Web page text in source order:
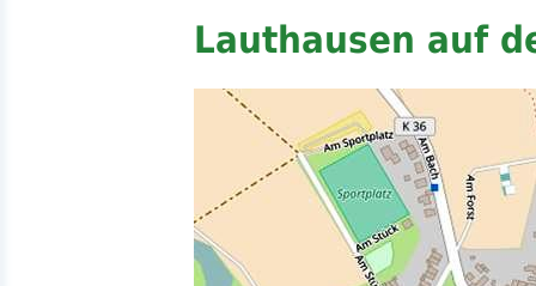
Lauthausen auf